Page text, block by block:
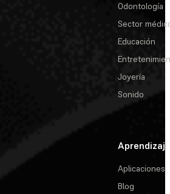
Odontología
Sector
Educación
Joyería
Sonido
Aprendizaje
Aplicaciones
Blog